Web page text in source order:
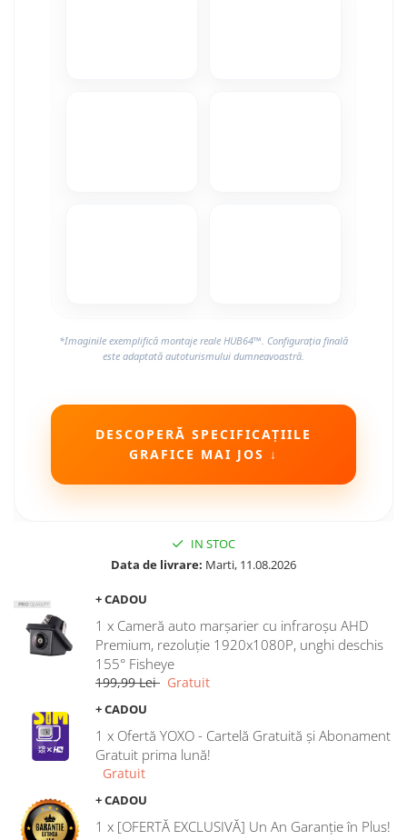
Camere Mitsubishi
Camere Subaru
Camere MAN
Camere înregistrare trafic
Accesorii multimedia
Rame adaptoare auto
Rame adaptoare auto
Rame adaptoare Volkswagen
*Imaginile exemplifică montaje reale HUB64™. Configurația finală
este adaptată autoturismului dumneavoastră.
DESCOPERĂ SPECIFICAȚIILE
GRAFICE MAI JOS ↓
IN STOC
Data de livrare: Marti, 11.08.2026
+ CADOU
1 x Cameră auto marșarier cu infraroșu AHD
Premium, rezoluție 1920x1080P, unghi deschis
155° Fisheye
199,99 Lei Gratuit
+ CADOU
1 x Ofertă YOXO - Cartelă Gratuită și Abonament
Gratuit prima lună!
Gratuit
+ CADOU
1 x [OFERTĂ EXCLUSIVĂ] Un An Garanție în Plus!